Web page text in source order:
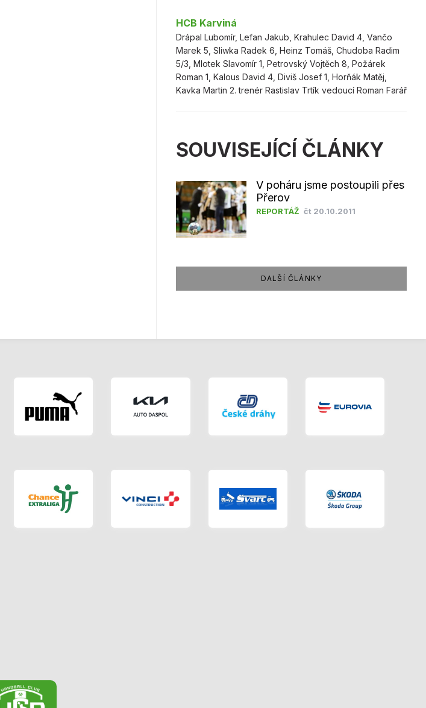
HCB Karviná
Drápal Lubomír, Lefan Jakub, Krahulec David 4, Vančo
Marek 5, Sliwka Radek 6, Heinz Tomáš, Chudoba Radim
5/3, Mlotek Slavomír 1, Petrovský Vojtěch 8, Požárek
Roman 1, Kalous David 4, Diviš Josef 1, Horňák Matěj,
Kavka Martin 2. trenér Rastislav Trtík vedoucí Roman Farář
SOUVISEJÍCÍ ČLÁNKY
V poháru jsme postoupili přes
Přerov
REPORTÁŽ čt 20.10.2011
DALŠÍ ČLÁNKY